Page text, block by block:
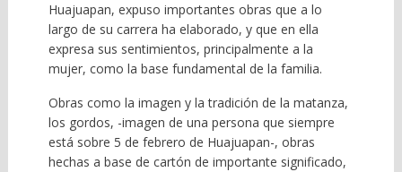
Huajuapan, expuso importantes obras que a lo
largo de su carrera ha elaborado, y que en ella
expresa sus sentimientos, principalmente a la
mujer, como la base fundamental de la familia.
Obras como la imagen y la tradición de la matanza,
los gordos, -imagen de una persona que siempre
está sobre 5 de febrero de Huajuapan-, obras
hechas a base de cartón de importante significado,